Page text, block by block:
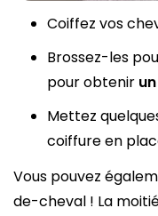
Coiffez vos
Brossez-les
pour obtenir
Mettez
coiffure en
Vous pouvez
de-cheval ! La